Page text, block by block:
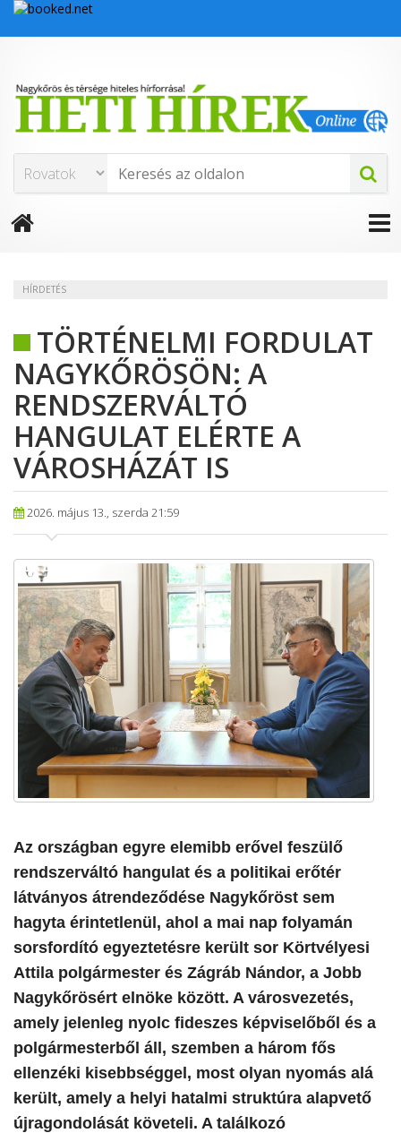
HÍRDETÉS
TÖRTÉNELMI FORDULAT
NAGYKŐRÖSÖN: A
RENDSZERVÁLTÓ
HANGULAT ELÉRTE A
VÁROSHÁZÁT IS
2026. május 13., szerda 21:59
​Az országban egyre elemibb erővel feszülő
rendszerváltó hangulat és a politikai erőtér
látványos átrendeződése Nagykőröst sem
hagyta érintetlenül, ahol a mai nap folyamán
sorsfordító egyeztetésre került sor Körtvélyesi
Attila polgármester és Zágráb Nándor, a Jobb
Nagykőrösért elnöke között. A városvezetés,
amely jelenleg nyolc fideszes képviselőből és a
polgármesterből áll, szemben a három fős
ellenzéki kisebbséggel, most olyan nyomás alá
került, amely a helyi hatalmi struktúra alapvető
újragondolását követeli. A találkozó